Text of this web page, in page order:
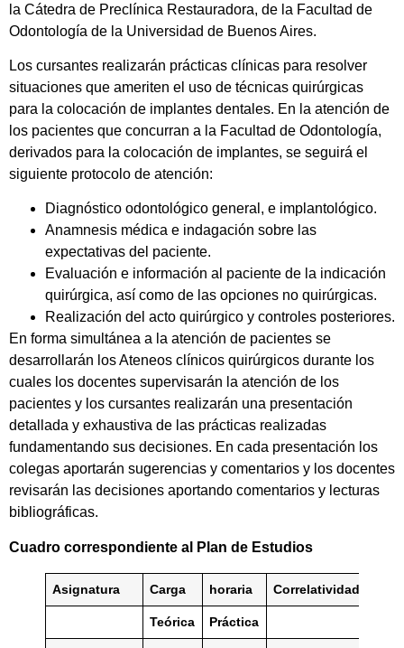
la Cátedra de Preclínica Restauradora, de la Facultad de
Odontología de la Universidad de Buenos Aires.
Los cursantes realizarán prácticas clínicas para resolver
situaciones que ameriten el uso de técnicas quirúrgicas
para la colocación de implantes dentales. En la atención de
los pacientes que concurran a la Facultad de Odontología,
derivados para la colocación de implantes, se seguirá el
siguiente protocolo de atención:
Diagnóstico odontológico general, e implantológico.
Anamnesis médica e indagación sobre las
expectativas del paciente.
Evaluación e información al paciente de la indicación
quirúrgica, así como de las opciones no quirúrgicas.
Realización del acto quirúrgico y controles posteriores.
En forma simultánea a la atención de pacientes se
desarrollarán los Ateneos clínicos quirúrgicos durante los
cuales los docentes supervisarán la atención de los
pacientes y los cursantes realizarán una presentación
detallada y exhaustiva de las prácticas realizadas
fundamentando sus decisiones. En cada presentación los
colegas aportarán sugerencias y comentarios y los docentes
revisarán las decisiones aportando comentarios y lecturas
bibliográficas.
Cuadro correspondiente al Plan de Estudios
Asignatura Carga horaria Correlatividades
Teórica Práctica